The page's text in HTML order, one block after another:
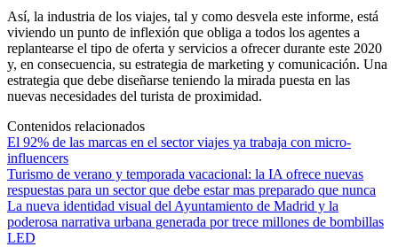
Así, la industria de los viajes, tal y como desvela este informe, está
viviendo un punto de inflexión que obliga a todos los agentes a
replantearse el tipo de oferta y servicios a ofrecer durante este 2020
y, en consecuencia, su estrategia de marketing y comunicación. Una
estrategia que debe diseñarse teniendo la mirada puesta en las
nuevas necesidades del turista de proximidad.
Contenidos relacionados
El 92% de las marcas en el sector viajes ya trabaja con micro-
influencers
Turismo de verano y temporada vacacional: la IA ofrece nuevas
respuestas para un sector que debe estar mas preparado que nunca
La nueva identidad visual del Ayuntamiento de Madrid y la
poderosa narrativa urbana generada por trece millones de bombillas
LED